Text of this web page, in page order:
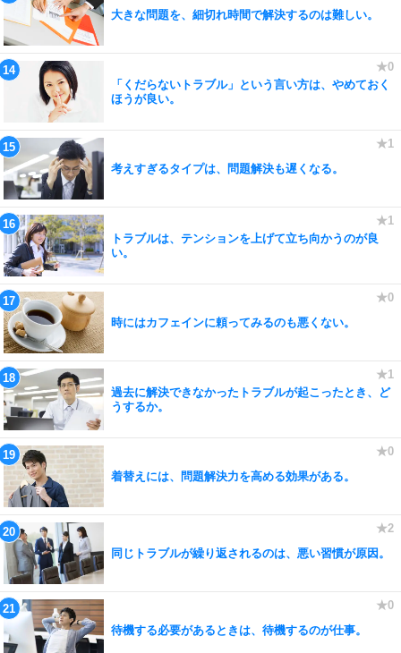
大きな問題を、細切れ時間で解決するのは難しい。
「くだらないトラブル」という言い方は、やめておく
ほうが良い。
考えすぎるタイプは、問題解決も遅くなる。
トラブルは、テンションを上げて立ち向かうのが良
い。
時にはカフェインに頼ってみるのも悪くない。
過去に解決できなかったトラブルが起こったとき、ど
うするか。
着替えには、問題解決力を高める効果がある。
同じトラブルが繰り返されるのは、悪い習慣が原因。
待機する必要があるときは、待機するのが仕事。